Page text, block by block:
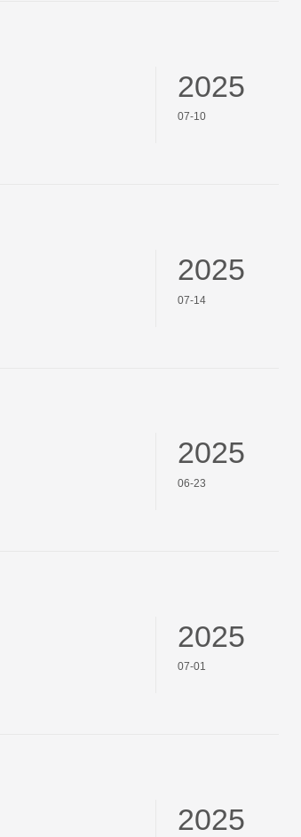
2025
07-10
2025
07-14
2025
06-23
2025
07-01
2025